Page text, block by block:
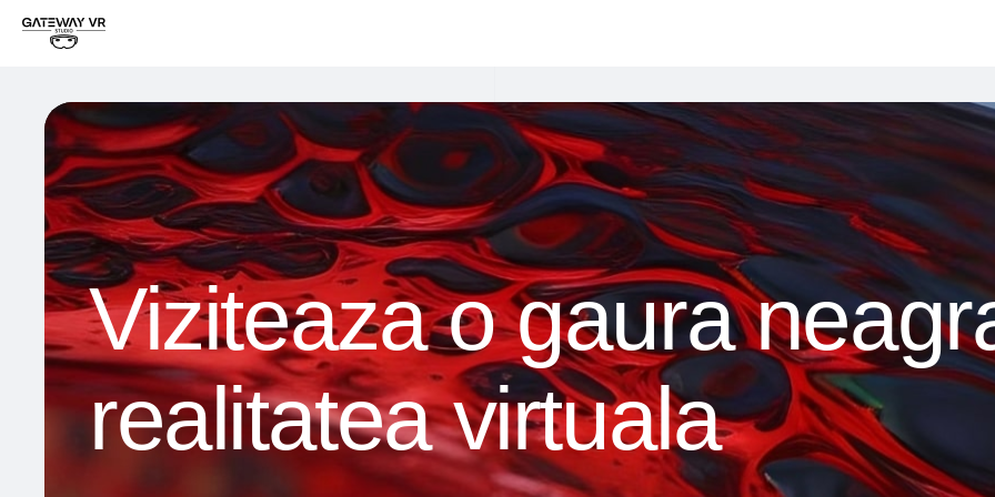
Viziteaza o gaura
realitatea virtuala